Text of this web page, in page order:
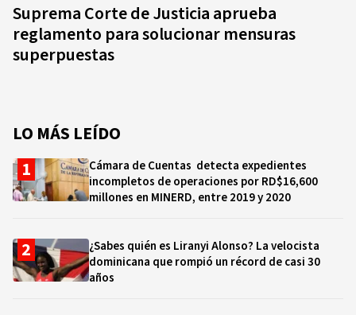
Suprema Corte de Justicia aprueba
reglamento para solucionar mensuras
superpuestas
LO MÁS LEÍDO
Cámara de Cuentas detecta expedientes
incompletos de operaciones por RD$16,600
millones en MINERD, entre 2019 y 2020
¿Sabes quién es Liranyi Alonso? La velocista
dominicana que rompió un récord de casi 30
años